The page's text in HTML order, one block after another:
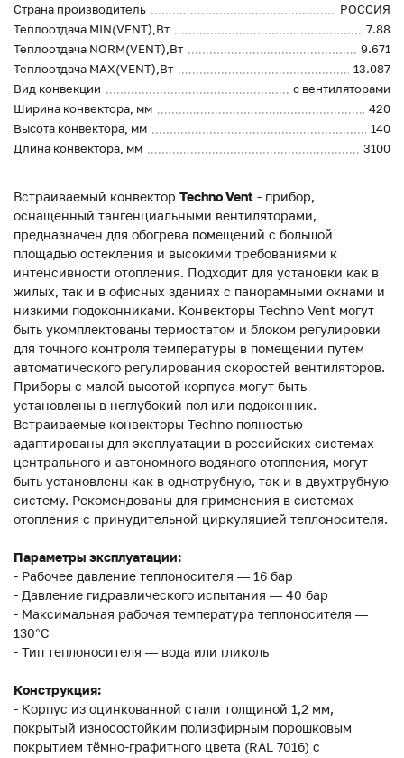
Страна производитель
РОССИЯ
Теплоотдача MIN(VENT),Вт
7.88
Теплоотдача NORM(VENT),Вт
9.671
Теплоотдача MAX(VENT),Вт
13.087
Вид конвекции
с вентиляторами
Ширина конвектора, мм
420
Высота конвектора, мм
140
Длина конвектора, мм
3100
Встраиваемый конвектор Techno Vent - прибор,
оснащенный тангенциальными вентиляторами,
предназначен для обогрева помещений с большой
площадью остекления и высокими требованиями к
интенсивности отопления. Подходит для установки как в
жилых, так и в офисных зданиях с панорамными окнами и
низкими подоконниками. Конвекторы Techno Vent могут
быть укомплектованы термостатом и блоком регулировки
для точного контроля температуры в помещении путем
автоматического регулирования скоростей вентиляторов.
Приборы с малой высотой корпуса могут быть
установлены в неглубокий пол или подоконник.
Встраиваемые конвекторы Techno полностью
адаптированы для эксплуатации в российских системах
центрального и автономного водяного отопления, могут
быть установлены как в однотрубную, так и в двухтрубную
систему. Рекомендованы для применения в системах
отопления с принудительной циркуляцией теплоносителя.
Параметры эксплуатации:
- Рабочее давление теплоносителя — 16 бар
- Давление гидравлического испытания — 40 бар
- Максимальная рабочая температура теплоносителя —
130°С
- Тип теплоносителя — вода или гликоль
Конструкция:
- Корпус из оцинкованной стали толщиной 1,2 мм,
покрытый износостойким полиэфирным порошковым
покрытием тёмно-графитного цвета (RAL 7016) с